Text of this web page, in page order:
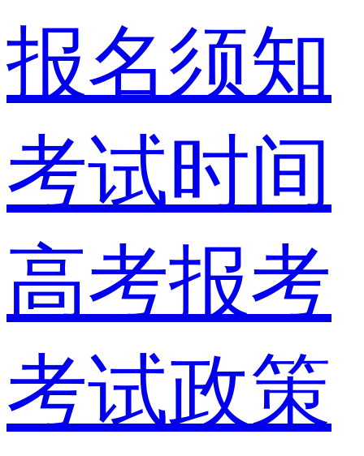
报名须知
考试时间
高考报考
考试政策